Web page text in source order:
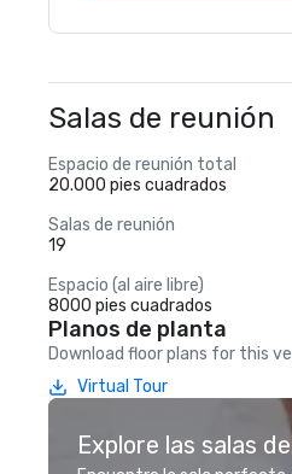
Salas de reunión
Espacio de reunión total
20.000 pies cuadrados
Salas de reunión
19
Espacio (al aire libre)
8000 pies cuadrados
Planos de planta
Download floor plans for this
Virtual Tour
Explore las salas